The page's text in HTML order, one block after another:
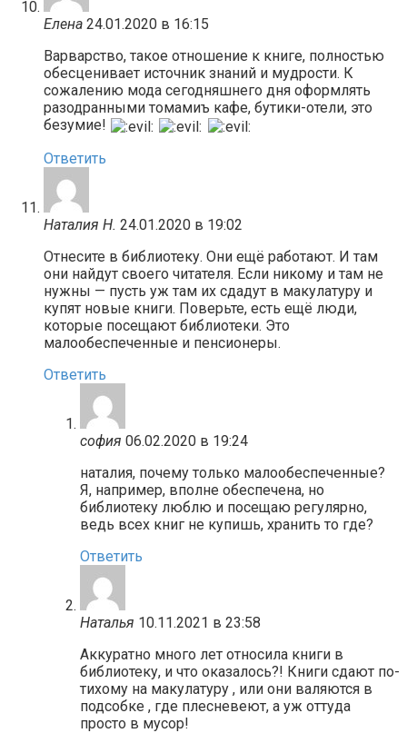
Елена 24.01.2020 в 16:15
Варварство, такое отношение к книге, полностью
обесценивает источник знаний и мудрости. К
сожалению мода сегодняшнего дня оформлять
разодранными томамиъ кафе, бутики-отели, это
безумие!
Ответить
Наталия Н. 24.01.2020 в 19:02
Отнесите в библиотеку. Они ещё работают. И там
они найдут своего читателя. Если никому и там не
нужны — пусть уж там их сдадут в макулатуру и
купят новые книги. Поверьте, есть ещё люди,
которые посещают библиотеки. Это
малообеспеченные и пенсионеры.
Ответить
софия 06.02.2020 в 19:24
наталия, почему только малообеспеченные?
Я, например, вполне обеспечена, но
библиотеку люблю и посещаю регулярно,
ведь всех книг не купишь, хранить то где?
Ответить
Наталья 10.11.2021 в 23:58
Аккуратно много лет относила книги в
библиотеку, и что оказалось?! Книги сдают по-
тихому на макулатуру , или они валяются в
подсобке , где плесневеют, а уж оттуда
просто в мусор!